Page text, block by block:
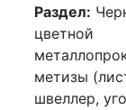
Раздел:
цветной
метизы
швеллер,